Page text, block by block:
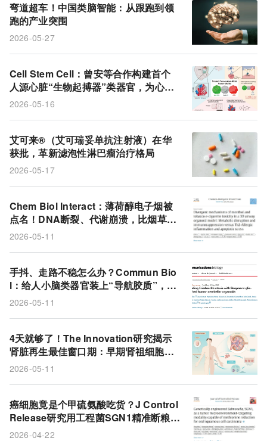
弯道超车！中国类脑智能：从跟跑到领
跑的产业突围
2026-05-27
Cell Stem Cell：曾安等合作构建首个
人源心脏“生物起搏器”类器官，为心律
不齐研究提供新模型
2026-05-16
艾可来®（艾可瑞妥单抗注射液）在华
获批，革新滤泡性淋巴瘤治疗格局
2026-05-17
Chem Biol Interact：薄荷醇电子烟被
点名！DNA断裂、代谢崩溃，比烟草味
更狠
2026-05-11
手抖、走路不稳怎么办？Commun Bio
l‌：给人小脑类器官装上“导航胶质”，弗
里德赖希共济失调表型可被逆转
2026-05-11
4天就够了！The Innovation研究揭示
肾脏再生最佳窗口期：早期肾祖细胞移
植效果远超成熟类器官
2026-05-11
癌细胞竟是个甲硫氨酸吃货？J Control
Release研究用工程菌SGN1精准断粮，
口腔鳞癌饿到没脾气
2026-04-22